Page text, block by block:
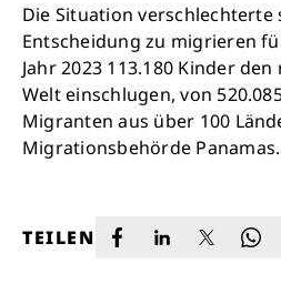
Die Situation verschlechterte
Entscheidung zu migrieren
Jahr 2023 113.180 Kinder
Welt einschlugen, von
Migranten aus über 100
Migrationsbehörde Panamas.
TEILEN